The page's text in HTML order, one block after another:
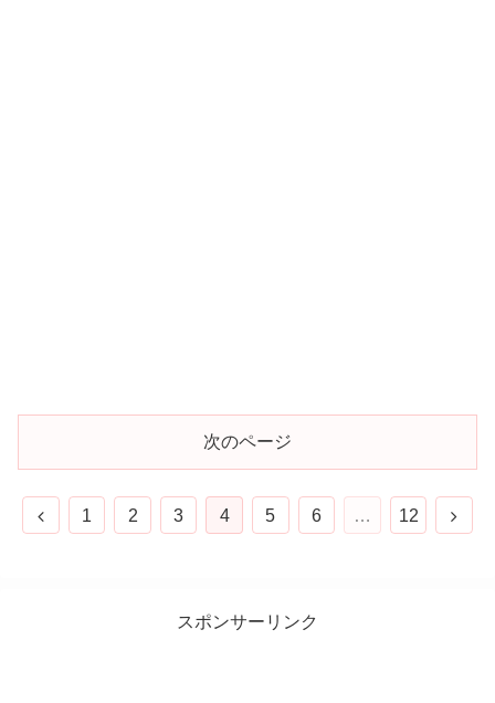
次のページ
1 2 3 4 5 6 … 12
スポンサーリンク